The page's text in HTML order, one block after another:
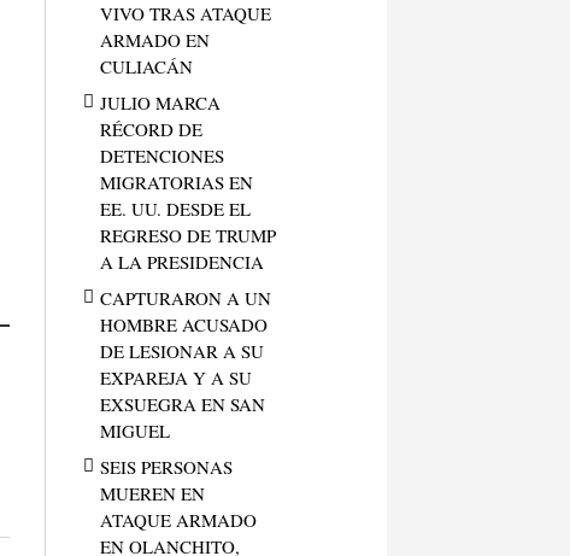
VIVO TRAS ATAQUE
ARMADO EN
CULIACÁN
JULIO MARCA
RÉCORD DE
DETENCIONES
MIGRATORIAS EN
EE. UU. DESDE EL
REGRESO DE TRUMP
A LA PRESIDENCIA
CAPTURARON A UN
HOMBRE ACUSADO
DE LESIONAR A SU
EXPAREJA Y A SU
EXSUEGRA EN SAN
MIGUEL
SEIS PERSONAS
MUEREN EN
ATAQUE ARMADO
EN OLANCHITO,